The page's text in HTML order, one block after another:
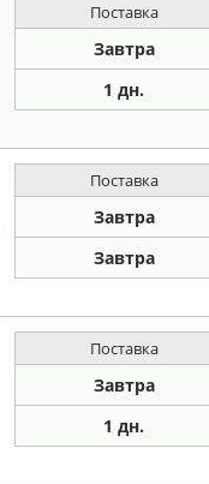
Поставка
Завтра
1 дн.
Поставка
Завтра
Завтра
Поставка
Завтра
1 дн.